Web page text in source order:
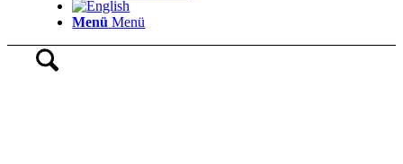
Menü Menü